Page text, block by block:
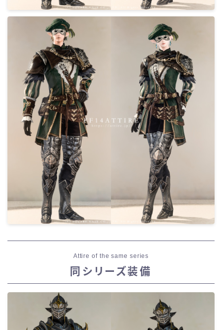
Attire of the same series
同シリーズ装備